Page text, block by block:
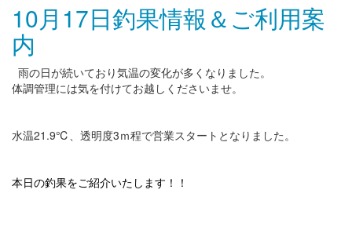
10月17日釣果情報＆ご利用案
内
雨の日が続いており気温の変化が多くなりました。
体調管理には気を付けてお越しくださいませ。
水温21.9℃、透明度3ｍ程で営業スタートとなりました。
本日の釣果をご紹介いたします！！